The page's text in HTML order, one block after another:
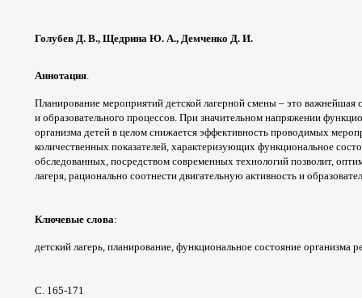
Голубев Д. В., Щедрина Ю. А., Демченко Д. И.
Аннотация.
Планирование мероприятий детской лагерной смены – это важнейшая
и образовательного процессов. При значительном напряжении
организма детей в целом снижается эффективность проводимых
количественных показателей, характеризующих функциональное
обследованных, посредством современных технологий позволит,
лагеря, рационально соотнести двигательную активность и
Ключевые слова:
детский лагерь, планирование, функциональное состояние организма
С. 165-171